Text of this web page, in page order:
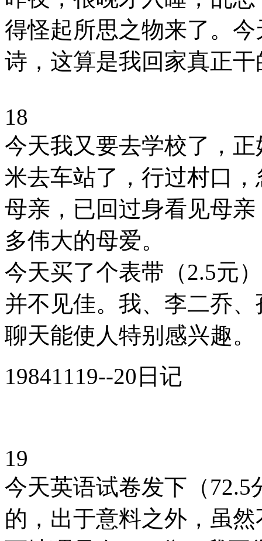
得怪起所思之物来了。
诗，这算是我回家真正
18
今天我又要去学校了，
米去车站了，行过村口
母亲，已回过身看见母
多伟大的母爱。
今天买了个表带（2.5元
并不见佳。我、李二乔
聊天能使人特别感兴趣。
19841119--20日记
19
今天英语试卷发下（
的，出于意料之外，虽